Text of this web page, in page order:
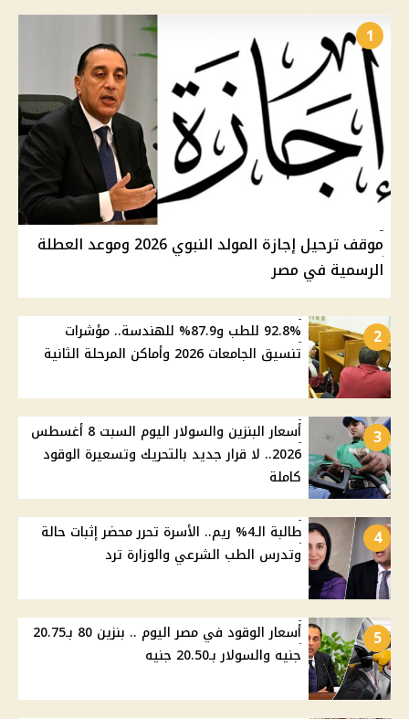
1
موقف ترحيل إجازة المولد النبوي 2026 وموعد العطلة
الرسمية في مصر
2
92.8% للطب و87.9% للهندسة.. مؤشرات
تنسيق الجامعات 2026 وأماكن المرحلة الثانية
3
أسعار البنزين والسولار اليوم السبت 8 أغسطس
2026.. لا قرار جديد بالتحريك وتسعيرة الوقود
كاملة
4
طالبة الـ4% ريم.. الأسرة تحرر محضر إثبات حالة
وتدرس الطب الشرعي والوزارة ترد
5
أسعار الوقود في مصر اليوم .. بنزين 80 بـ20.75
جنيه والسولار بـ20.50 جنيه